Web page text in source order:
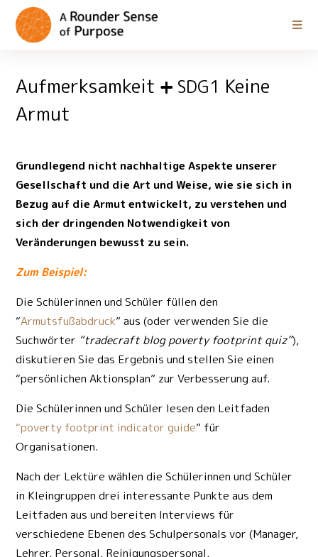
Aufmerksamkeit SDG1 Keine
Armut
Grundlegend nicht nachhaltige Aspekte unserer
Gesellschaft und die Art und Weise, wie sie sich in
Bezug auf die Armut entwickelt, zu verstehen und
sich der dringenden Notwendigkeit von
Veränderungen bewusst zu sein.
Zum Beispiel:
Die Schülerinnen und Schüler füllen den
“Armutsfußabdruck” aus (oder verwenden Sie die
Suchwörter “tradecraft blog poverty footprint quiz”),
diskutieren Sie das Ergebnis und stellen Sie einen
“persönlichen Aktionsplan” zur Verbesserung auf.
Die Schülerinnen und Schüler lesen den Leitfaden
“poverty footprint indicator guide” für
Organisationen.
Nach der Lektüre wählen die Schülerinnen und Schüler
in Kleingruppen drei interessante Punkte aus dem
Leitfaden aus und bereiten Interviews für
verschiedene Ebenen des Schulpersonals vor (Manager,
Lehrer, Personal, Reinigungspersonal,